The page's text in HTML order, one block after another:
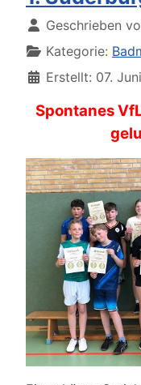
Details
Geschrieben
Kategorie:
Erstellt: 07.
Spontanes